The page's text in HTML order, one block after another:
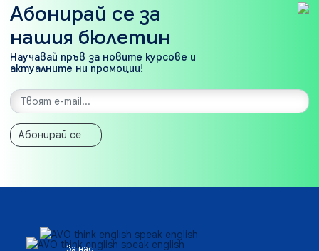
Абонирай се за
нашия бюлетин
Научавай пръв за новите курсове и
актуалните ни промоции!
Абонирай се